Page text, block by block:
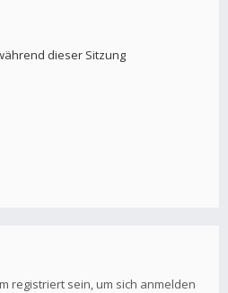
dieser Sitzung
registriert sein, um sich anmelden